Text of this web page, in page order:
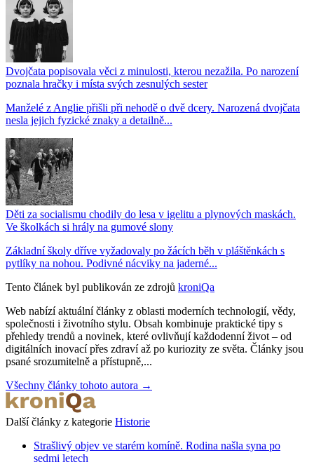
Dvojčata popisovala věci z minulosti, kterou nezažila. Po narození
poznala hračky i místa svých zesnulých sester
Manželé z Anglie přišli při nehodě o dvě dcery. Narozená dvojčata
nesla jejich fyzické znaky a detailně...
Děti za socialismu chodily do lesa v igelitu a plynových maskách.
Ve školkách si hrály na gumové slony
Základní školy dříve vyžadovaly po žácích běh v pláštěnkách s
pytlíky na nohou. Podivné nácviky na jaderné...
Tento článek byl publikován ze zdrojů kroniQa
Web nabízí aktuální články z oblasti moderních technologií, vědy,
společnosti i životního stylu. Obsah kombinuje praktické tipy s
přehledy trendů a novinek, které ovlivňují každodenní život – od
digitálních inovací přes zdraví až po kuriozity ze světa. Články jsou
psané srozumitelně a přístupně,...
Všechny články tohoto autora →
Další články z kategorie Historie
Strašlivý objev ve starém komíně. Rodina našla syna po
sedmi letech